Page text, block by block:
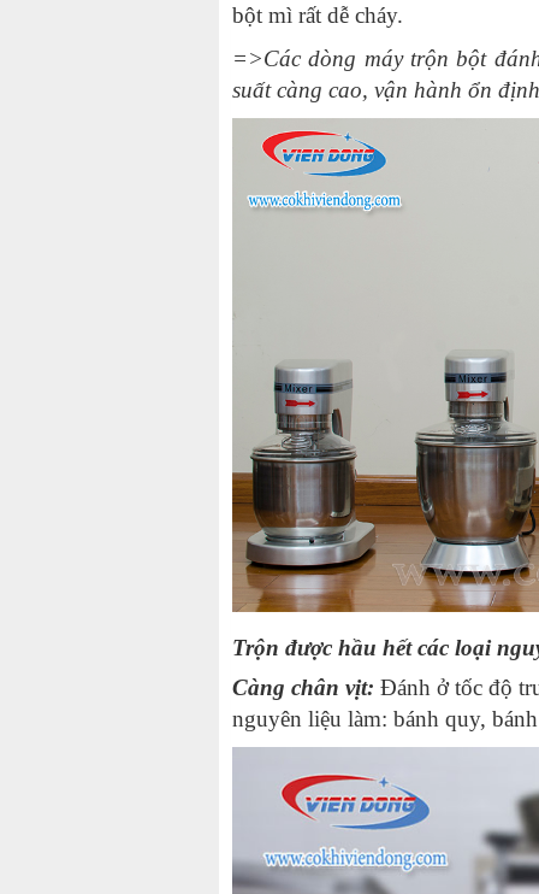
bột mì rất dễ cháy.
=>Các dòng máy trộn bột
suất càng cao, vận hành ổn
Trộn được hầu hết các loại
Càng chân vịt: Đánh ở tốc độ
nguyên liệu làm: bánh quy,